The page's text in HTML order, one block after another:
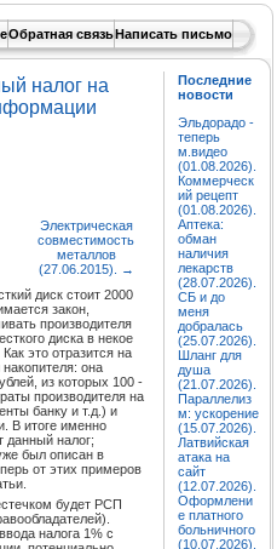
Обратная связьНаписать письмо
налог на
Электрическая
совместимость
металлов
(27.06.2015).
→
диск стоит 2000
закон,
производителя
диска в некое
это отразится на
она
из которых 100 -
производителя на
банку и т.д.) и
В итоге именно
данный налог;
был описан в
от этих примеров
будет РСП
налога 1% с
Последние
новости
Эльдорадо -
теперь
м.видео
(01.08.2026).
Коммерческ
ий рецепт
(01.08.2026).
Аптека:
обман
наличия
лекарств
(28.07.2026).
СБ и до
меня
добралась
(25.07.2026).
Шланг для
душа
(21.07.2026).
Параллелиз
м: ускорение
(15.07.2026).
Латвийская
атака на
сайт
(12.07.2026).
Оформлени
е платного
больничного
(10.07.2026).